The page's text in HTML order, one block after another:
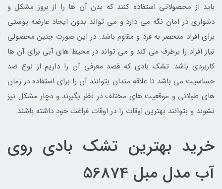
باید از محصولاتی استفاده کنند که بدن آن ها را از بروز مشکل و
دشواری در امان نگه می دارد و می تواند بدون ایجاد عارضه پوستی
برای افراد منحصر به فرد و مقاوم باشد. در این صورت چنین محصولی
نیاز افراد را برطرف می کند و می تواند در محیط های آبی برای آن ها
کاربردی باشد. تشک بادی که قصد معرفی آن را داریم از نوع ضد
حساسیت می باشد تا علاقه مندان بتوانند آن را برای استفاده در زمان
های طولانی و موقعیت های مختلف در نظر بگیرند و دچار مشکل نیز
نشوند و بتوانند بهترین اوقات را در اوقات فراغت خود داشته باشند.
خرید بهترین تشک بادی روی
آب مدل مبل 56874